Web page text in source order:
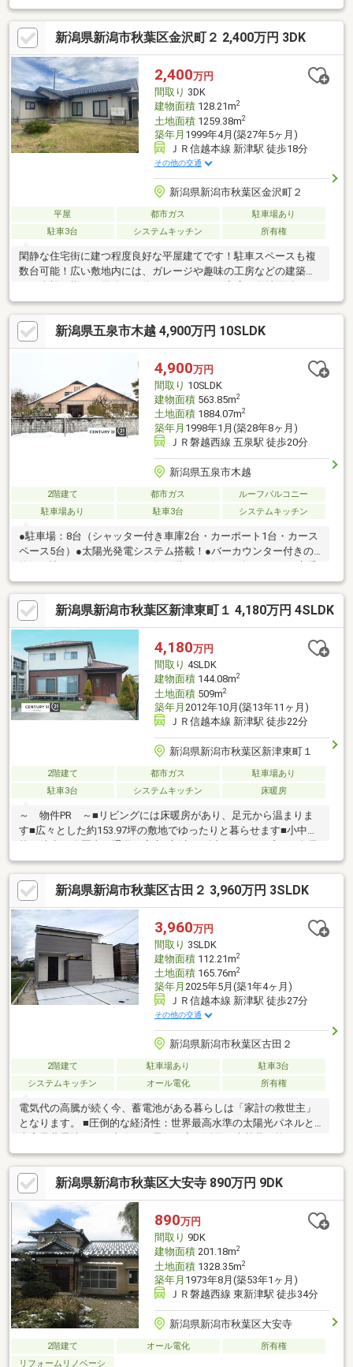
の幅が広がる庭付きの住まい、ガーデニングや家庭菜園、子供の
遊び場など多目的に活用可能■前面道路幅がひろびろとし、見通
しが良くお車の出し入れやすれ違いもスムーズ■前面道路には消
雪パイプも備わり、雪の時期にも安心■お子様が走り回って遊べ
る南公園まで徒歩約6分■サンルームや風除室付きで室内の冷暖房
効率アップ～周辺環境(徒歩)～■ウオロク五泉店・・約6分■五泉南
小学校・・約18分■五泉中学校・・約16分
新潟県新潟市秋葉区金沢町２ 2,400万円 3DK
2,400万円
間取り 3DK
建物面積128.21m2
土地面積1259.38m2
築年月 1999年4月(築27年5ヶ月)
ＪＲ信越本線 新津駅 徒歩18分
その他の交通
新潟県新潟市秋葉区金沢町２
平屋 都市ガス
駐車場あり
駐車3台
システムキッチン 所有権
閑静な住宅街に建つ程度良好な平屋建てです！駐車スペースも複
数台可能！広い敷地内には、ガレージや趣味の工房などの建築な
坪！◇株式会社イシカワ施工◇純和風仕様の平屋建て◇居室全て
10帖以上でゆったり広々♪◇事務所や店舗兼居宅仕様の造り【交
通アクセス】◇新潟交通 金沢町一丁目バス停まで徒歩約4分
【教育環境】◇新津第二小学校まで徒歩約4分◇新津第五中学校
まで徒歩約12分【周辺環境】◇リオンドール新津本町店まで約
1010ｍ（徒歩約13分）◇ファミリーマート新津本町四丁目店まで
約4400ｍ（徒歩約6分）
新潟県五泉市木越 4,900万円 10SLDK
4,900万円
間取り 10SLDK
建物面積563.85m2
土地面積1884.07m2
築年月 1998年1月(築28年8ヶ月)
ＪＲ磐越西線 五泉駅 徒歩20分
新潟県五泉市木越
2階建て 都市ガス
ルーフバルコニー
駐車場あり
駐車3台 システムキッチン
●駐車場：8台（シャッター付き車庫2台・カーポート1台・カース
ペース5台）●太陽光発電システム搭載！●バーカウンター付きの
約24.5帖のパーティールーム☆●1階のリビングダイニングに床暖
房あり♪●セブンイレブン五泉寺沢店徒歩約9分。●スーパーウオロ
ク五泉店徒歩約14分。●活かし方、自由自在。二世帯住宅とし
て、オフィスとして。充実した設備とゆったりとした空間、駐車
場8台-教育施設- 五泉南小学校 約1543ｍ（徒歩約4分） 五
泉中学校 約1471ｍ （徒歩約15分）
新潟県新潟市秋葉区新津東町１ 4,180万円 4SLDK
4,180万円
間取り 4SLDK
建物面積144.08m2
土地面積509m2
築年月 2012年10月(築13年11ヶ月)
ＪＲ信越本線 新津駅 徒歩22分
新潟県新潟市秋葉区新津東町１
2階建て 都市ガス
駐車場あり
駐車3台
システムキッチン 床暖房
～ 物件PR ～■リビングには床暖房があり、足元から温まりま
す■広々とした約153.97坪の敷地でゆったりと暮らせます■小中学
室6帖以上のゆとりある間取り■納戸やウォークインクローゼッ
ト、パントリーがあり収納が充実しています■2階の書斎はお子様
の勉強スペースとしてもおすすめ■リビング階段になっており、
ご家族の様子が見えやすい～ 周辺環境 ～■リオン ドール 新
津本町店・・車約5分■阿賀小学校・・徒歩約11分■新津第五中学
校・・徒歩約7分※リフォームのご相談も受け賜わります、お気軽
にお問い合わせください
新潟県新潟市秋葉区古田２ 3,960万円 3SLDK
3,960万円
間取り 3SLDK
建物面積112.21m2
土地面積165.76m2
築年月 2025年5月(築1年4ヶ月)
ＪＲ信越本線 新津駅 徒歩27分
その他の交通
新潟県新潟市秋葉区古田２
2階建て 駐車場あり
駐車3台
システムキッチン
オール電化 所有権
電気代の高騰が続く今、蓄電池がある暮らしは「家計の救世主」
となります。 ■圧倒的な経済性：世界最高水準の太陽光パネルと
の分を家族の将来や趣味に充てられる賢い選択です。 ■開放感と
プライバシー：リビング横のインナーテラスが視線を遮り、カー
テンレスで田園風景を楽しめます。１９畳のＬＤＫは、間接照明
が彩る上質な空間。 ■利便性も確保：新津フードセンターまで徒
歩８分、国道４０３号へも車で２分。 「高性能だからこそ、ゆと
りが生まれる」 そんな一歩先を行く秋葉区の邸宅を、ぜひ現地
で。まずは資料請求から始めてください。
新潟県新潟市秋葉区大安寺 890万円 9DK
890万円
間取り 9DK
建物面積201.18m2
土地面積1328.35m2
築年月 1973年8月(築53年1ヶ月)
ＪＲ磐越西線 東新津駅 徒歩34分
新潟県新潟市秋葉区大安寺
2階建て オール電化
所有権
リフォームリノベーシ